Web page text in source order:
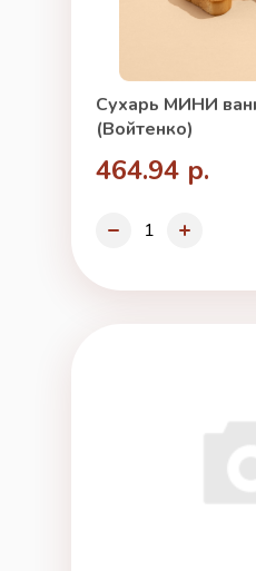
Сухарь МИНИ
(Войтенко)
464.94 р.